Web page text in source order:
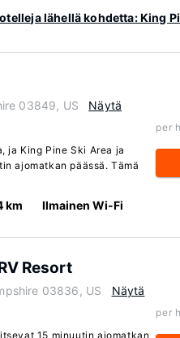
lähellä kohdetta: King
03849, US
Näytä
ja King Pine Ski Area ja
ajomatkan päässä. Tämä
km Ilmainen Wi-Fi
per
Resort
03836, US
Näytä
15 minuutin ajomatkan
per